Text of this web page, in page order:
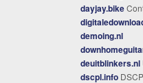
dayjay.bike
demoing.nl
deuitblinkers.nl
dscpl.info